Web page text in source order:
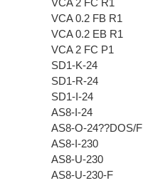
VCA 2 FC R1
VCA 0.2 FB R1
VCA 0.2 EB R1
VCA 2 FC P1
SD1-K-24
SD1-R-24
SD1-I-24
AS8-I-24
AS8-O-24??DOS/F
AS8-I-230
AS8-U-230
AS8-U-230-F